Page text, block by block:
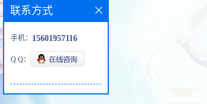
联系方式
手机： 15601957116
Q Q：